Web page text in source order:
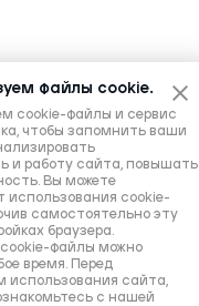
файлы cookie.
cookie-файлы и сервис
чтобы запомнить ваши
и работу сайта, повышать
Вы можете
использования cookie-
самостоятельно эту
браузера.
файлы можно
время. Перед
использования сайта,
с нашей